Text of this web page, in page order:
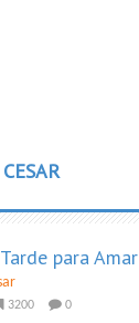
para Amar
3200 0